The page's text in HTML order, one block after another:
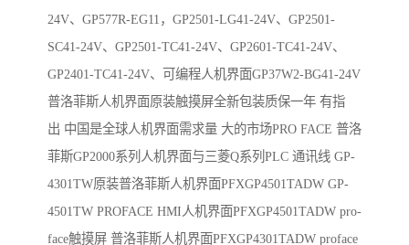
24V、GP577R-EG11，GP2501-LG41-24V、GP2501-
SC41-24V、GP2501-TC41-24V、GP2601-TC41-24V、
GP2401-TC41-24V、可编程人机界面GP37W2-BG41-24V
普洛菲斯人机界面原装触摸屏全新包装质保一年 有指
出 中国是全球人机界面需求量 大的市场PRO FACE 普洛
菲斯GP2000系列人机界面与三菱Q系列PLC 通讯线 GP-
4301TW原装普洛菲斯人机界面PFXGP4501TADW GP-
4501TW PROFACE HMI人机界面PFXGP4501TADW pro-
face触摸屏 普洛菲斯人机界面PFXGP4301TADW proface